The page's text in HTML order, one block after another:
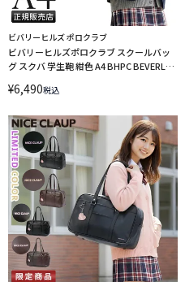
ビバリーヒルズ ポロクラブ
ビバリーヒルズポロクラブ スクールバッ
グ スクバ 学生鞄 紺色 A4 BHPC BEVERLY
¥6,490税込